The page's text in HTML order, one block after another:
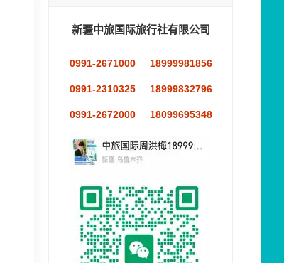
新疆中旅国际旅行社有限公司
0991-2671000 18999981856
0991-2310325 18999832796
0991-2672000 18099695348